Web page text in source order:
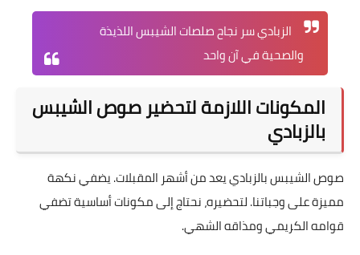
الزبادي سر نجاح صلصات الشيبس اللذيذة
والصحية في آن واحد
المكونات اللازمة لتحضير صوص الشيبس
بالزبادي
صوص الشيبس بالزبادي يعد من أشهر المقبلات. يضفي نكهة
مميزة على وجباتنا. لتحضيره، نحتاج إلى مكونات أساسية تضفي
قوامه الكريمي ومذاقه الشهي.